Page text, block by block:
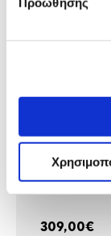
Miele
309,00€